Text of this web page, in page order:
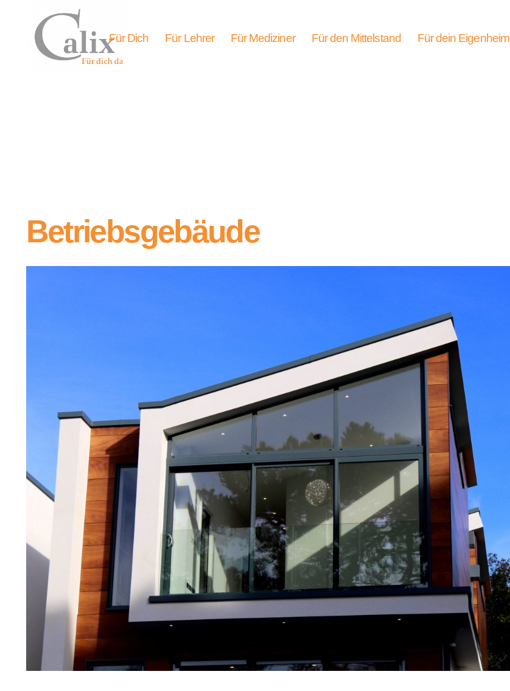
Für Dich Für Lehrer Für Mediziner Für den Mittelstand Für dein Eigenheim
Betriebsgebäude